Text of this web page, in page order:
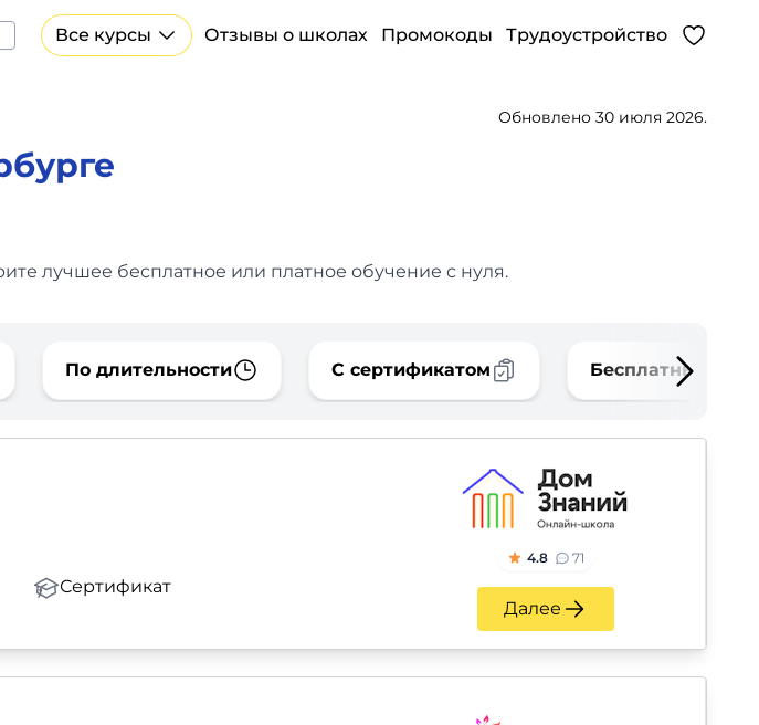
Все курсы Отзывы о школах Промокоды Трудоустройство
Обновлено 30 июля 2026.
лучшее бесплатное или платное обучение с нуля.
По длительности С сертификатом Бесплатные
Сертификат
4.8 71
Далее